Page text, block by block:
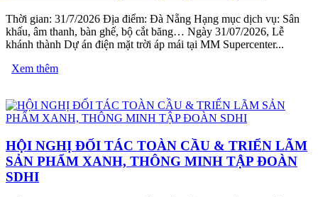
Thời gian: 31/7/2026 Địa điểm: Đà Nẵng Hạng mục dịch vụ: Sân
khấu, âm thanh, bàn ghế, bộ cắt băng… Ngày 31/07/2026, Lễ
khánh thành Dự án điện mặt trời áp mái tại MM Supercenter...
Xem thêm
HỘI NGHỊ ĐỐI TÁC TOÀN CẦU & TRIỂN LÃM
SẢN PHẨM XANH, THÔNG MINH TẬP ĐOÀN
SDHI